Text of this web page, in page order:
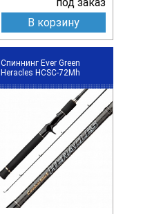
В корзину
Спиннинг Ever Green
Heracles HCSC-72Mh